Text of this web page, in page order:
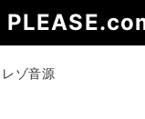
ゾ音源